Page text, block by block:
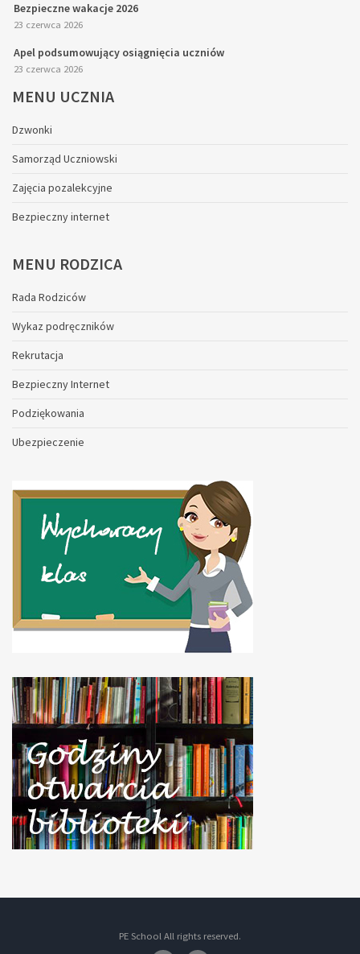
Bezpieczne wakacje 2026
23 czerwca 2026
Apel podsumowujący osiągnięcia uczniów
23 czerwca 2026
MENU UCZNIA
Dzwonki
Samorząd Uczniowski
Zajęcia pozalekcyjne
Bezpieczny internet
MENU RODZICA
Rada Rodziców
Wykaz podręczników
Rekrutacja
Bezpieczny Internet
Podziękowania
Ubezpieczenie
PE School All rights reserved.